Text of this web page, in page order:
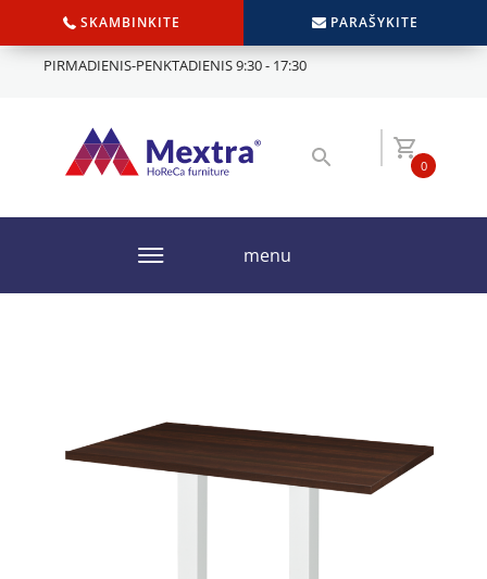
SKAMBINKITE PARAŠYKITE
PIRMADIENIS-PENKTADIENIS 9:30 - 17:30
0
menu